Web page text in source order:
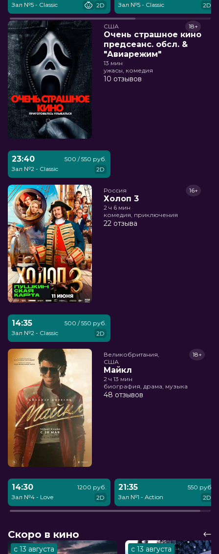
Зал №5 - Classic 2D Зал №5 - Classic 2D
США
Очень страшное кино
предсеанс. обсл. &
"Авиарежим"
18+
13 мин
ужасы, комедия
10 отзывов
23:40
Зал №2 - Classic
500 / 550 руб.
2D
Россия
Холоп 3
16+
2 ч 6 мин
комедия, приключения
22 отзыва
14:35
Зал №2 - Classic
500 / 550 руб.
2D
Великобритания,
США
Майкл
18+
2 ч 13 мин
биография, драма, музыка
48 отзывов
14:30
Зал №4 - Love
1200 руб.
2D
21:35
Зал №1 - Action
550 руб.
2D
Скоро в кино
с 13 августа с 13 августа